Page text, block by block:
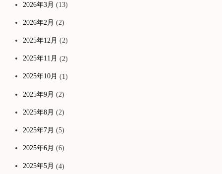
2026年3月 (13)
2026年2月 (2)
2025年12月 (2)
2025年11月 (2)
2025年10月 (1)
2025年9月 (2)
2025年8月 (2)
2025年7月 (5)
2025年6月 (6)
2025年5月 (4)